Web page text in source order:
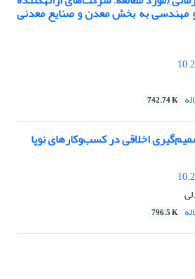
مهندسی به بخش معدن و صنایع معدنی
742.74 K
اخلاقی در کسب‌وکارهای نوپا
796.5 K